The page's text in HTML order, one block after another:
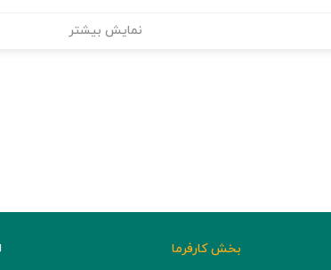
نمایش بیشتر
بخش کارفرما